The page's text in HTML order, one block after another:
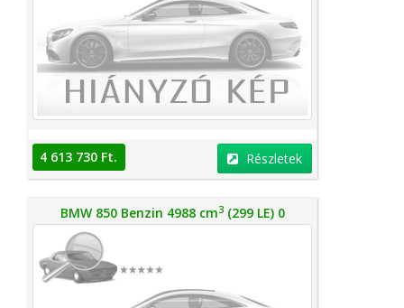
4 613 730 Ft. Részletek
BMW 850 Benzin 4988 cm3(299 LE) 0